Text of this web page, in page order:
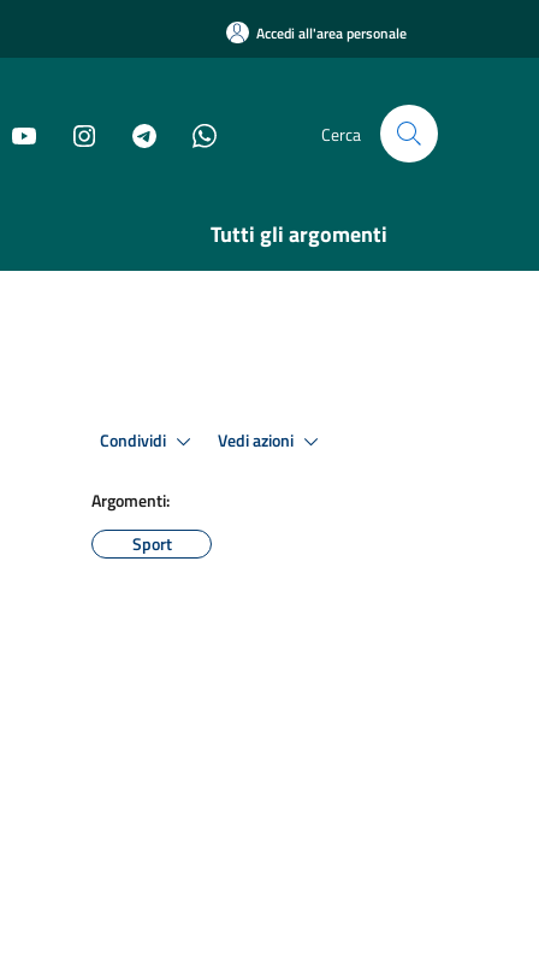
Accedi all'area personale
Cerca
Tutti gli argomenti
Condividi Vedi azioni
Argomenti:
Sport